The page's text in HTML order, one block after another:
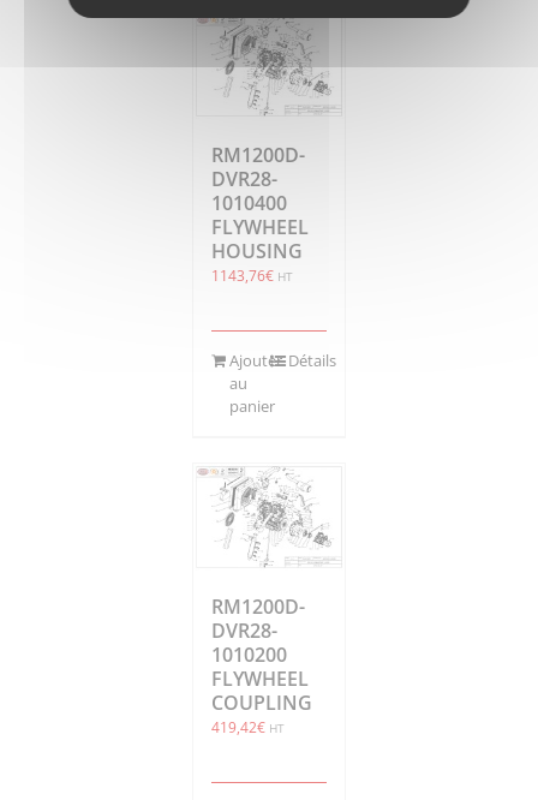
RM1200D-
DVR28-
1010400
FLYWHEEL
HOUSING
1143,76€ HT
Ajouter
au
panier
Détails
RM1200D-
DVR28-
1010200
FLYWHEEL
COUPLING
419,42€ HT